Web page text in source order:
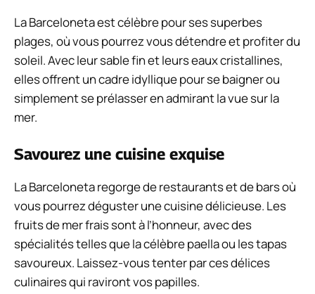
La Barceloneta est célèbre pour ses superbes
plages, où vous pourrez vous détendre et profiter du
soleil. Avec leur sable fin et leurs eaux cristallines,
elles offrent un cadre idyllique pour se baigner ou
simplement se prélasser en admirant la vue sur la
mer.
Savourez une cuisine exquise
La Barceloneta regorge de restaurants et de bars où
vous pourrez déguster une cuisine délicieuse. Les
fruits de mer frais sont à l’honneur, avec des
spécialités telles que la célèbre paella ou les tapas
savoureux. Laissez-vous tenter par ces délices
culinaires qui raviront vos papilles.